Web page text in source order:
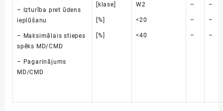
– Izturība pret ūdens
ieplūšanu
– Maksimālais stiepes
spēks MD/CMD
– Pagarinājums
MD/CMD
[klase]
[%]
[%]
W2
<20
<40
–
–
–
–
–
–